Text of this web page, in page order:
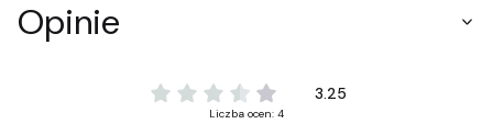
Opinie
3.25
Liczba ocen: 4